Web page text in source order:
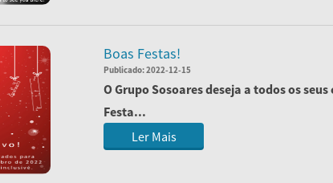
Boas Festas!
Publicado:2022-12-15
O Grupo Sosoares deseja a todos os
Festa...
Ler Mais